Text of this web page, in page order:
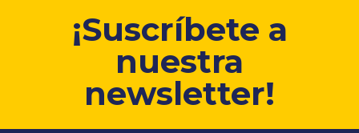
¡Suscríbete a
nuestra
newsletter!